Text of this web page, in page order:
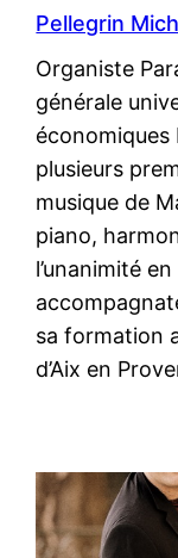
Pellegrin
Organiste
générale
économiques
plusieurs
musique de
piano,
l’unanimité
sa formation
d’Aix en